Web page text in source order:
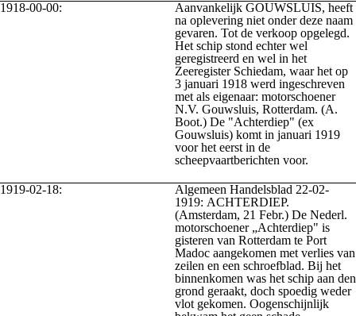
1918-00-00:
Aanvankelijk GOUWSLUIS, heeft
na oplevering niet onder deze naam
gevaren. Tot de verkoop opgelegd.
Het schip stond echter wel
geregistreerd en wel in het
Zeeregister Schiedam, waar het op
3 januari 1918 werd ingeschreven
met als eigenaar: motorschoener
N.V. Gouwsluis, Rotterdam. (A.
Boot.) De "Achterdiep" (ex
Gouwsluis) komt in januari 1919
voor het eerst in de
scheepvaartberichten voor.
1919-02-18:
Algemeen Handelsblad 22-02-
1919: ACHTERDIEP.
(Amsterdam, 21 Febr.) De Nederl.
motorschoener „Achterdiep" is
gisteren van Rotterdam te Port
Madoc aangekomen met verlies van
zeilen en een schroefblad. Bij het
binnenkomen was het schip aan den
grond geraakt, doch spoedig weder
vlot gekomen. Oogenschijnlijk